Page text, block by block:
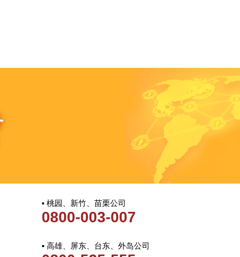
▪ 桃园、新竹、苗栗公司
0800-003-007
▪ 高雄、屏东、台东、外岛公司